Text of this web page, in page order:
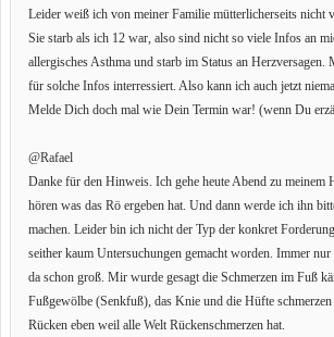
Leider weiß ich von meiner Familie mütterlicherseits nicht
Sie starb als ich 12 war, also sind nicht so viele Infos an
allergisches Asthma und starb im Status an Herzversagen.
für solche Infos interressiert. Also kann ich auch jetzt
Melde Dich doch mal wie Dein Termin war! (wenn Du
@Rafael
Danke für den Hinweis. Ich gehe heute Abend zu meinem
hören was das Rö ergeben hat. Und dann werde ich ihn
machen. Leider bin ich nicht der Typ der konkret
seither kaum Untersuchungen gemacht worden. Immer
da schon groß. Mir wurde gesagt die Schmerzen im Fuß
Fußgewölbe (Senkfuß), das Knie und die Hüfte
Rücken eben weil alle Welt Rückenschmerzen hat.